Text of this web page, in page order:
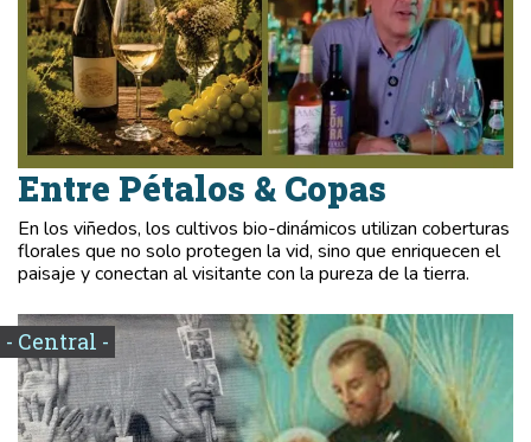
Entre Pétalos & Copas
En los viñedos, los cultivos bio-dinámicos utilizan coberturas
florales que no solo protegen la vid, sino que enriquecen el
paisaje y conectan al visitante con la pureza de la tierra.
- Central -